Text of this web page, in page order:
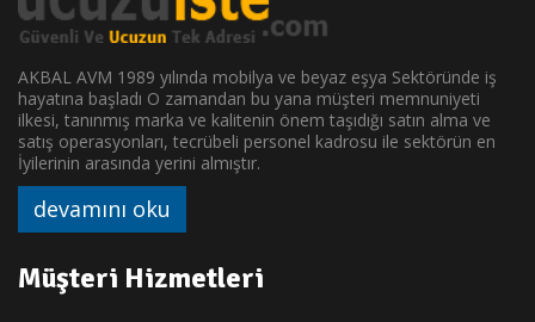
AKBAL AVM 1989 yılında mobilya ve beyaz eşya Sektöründe iş
hayatına başladı O zamandan bu yana müşteri memnuniyeti
ilkesi, tanınmış marka ve kalitenin önem taşıdığı satın alma ve
satış operasyonları, tecrübeli personel kadrosu ile sektörün en
İyilerinin arasında yerini almıştır.
devamını oku
Müşteri Hizmetleri